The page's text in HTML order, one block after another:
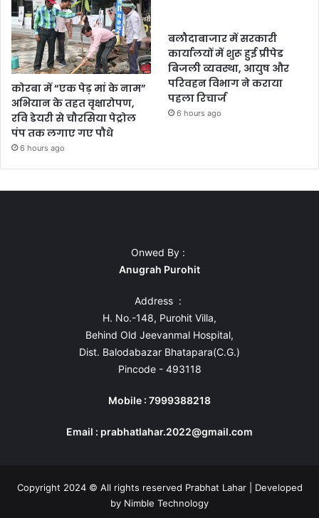
कोरबा में “एक पेड़ मां के नाम”
अभियान के तहत वृक्षारोपण,
रवि डेयरी से चौरसिया पेट्रोल
पंप तक लगाए गए पौधे
6 hours ago
बलौदाबाजार में सरकारी
कार्यालयों में शुरू हुई प्रीपेड
बिजली व्यवस्था, आयुष और
परिवहन विभाग ने कराया
पहला रिचार्ज
6 hours ago
Onwed By :
Anugrah Purohit
Address :
H. No.-148, Purohit Villa,
Behind Old Jeevanmal Hospital,
Dist. Balodabazar Bhatapara(C.G.)
Pincode - 493118
Mobile : 7999388218
Email : prabhatlahar.2022@gmail.com
Copyright 2024 © All rights reserved Prabhat Lahar | Developed
by Nimble Technology